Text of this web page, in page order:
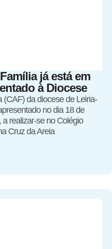
já está em
à Diocese
(CAF) da diocese de Leiria-
no dia 18 de
realizar-se no Colégio
Cruz da Areia